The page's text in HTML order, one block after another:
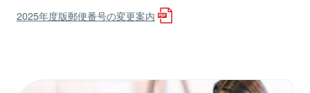
2025年度版郵便番号の変更案内